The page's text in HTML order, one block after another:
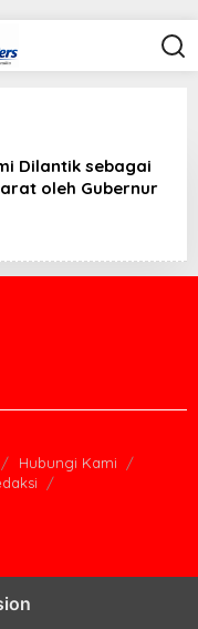
Dilantik sebagai
oleh Gubernur
Hubungi Kami